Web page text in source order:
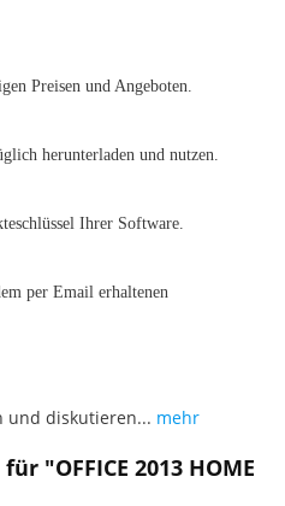
Preisen und Angeboten.
herunterladen und nutzen.
Ihrer Software.
per Email erhaltenen
und diskutieren... mehr
"OFFICE 2013 HOME